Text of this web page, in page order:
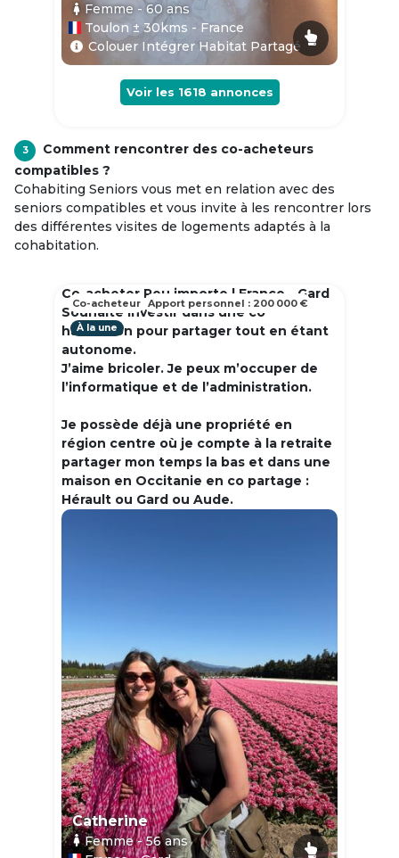
Femme - 60ans
Toulon ± 30kms - France
Colouer Intégrer Habitat Partagé
Voir les 1618 annonces
3
Comment rencontrer des co-acheteurs
compatibles ?
Cohabiting Seniors vous met en relation avec des
seniors compatibles et vous invite à les rencontrer lors
des différentes visites de logements adaptés à la
cohabitation.
Co-acheter Peu importe | France - Gard
Souhaite investir dans une co
habitation pour partager tout en étant
autonome.
J’aime bricoler. Je peux m’occuper de
l’informatique et de l’administration.
Je possède déjà une propriété en
région centre où je compte à la retraite
partager mon temps la bas et dans une
maison en Occitanie en co partage :
Hérault ou Gard ou Aude.
À la une
Catherine
Femme- 56ans
Co-acheteur Apport personnel : 200 000 €